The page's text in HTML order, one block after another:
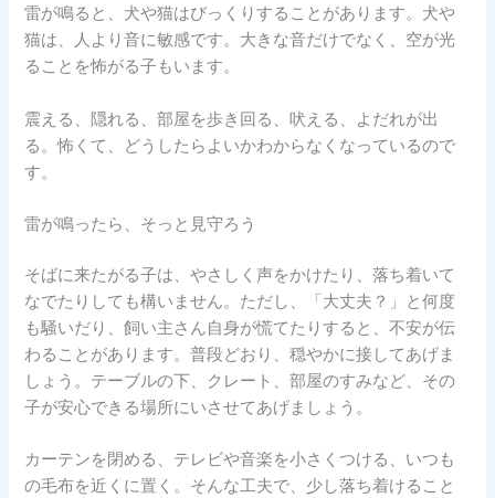
雷が鳴ると、犬や猫はびっくりすることがあります。犬や
猫は、人より音に敏感です。大きな音だけでなく、空が光
ることを怖がる子もいます。
震える、隠れる、部屋を歩き回る、吠える、よだれが出
る。怖くて、どうしたらよいかわからなくなっているので
す。
雷が鳴ったら、そっと見守ろう
そばに来たがる子は、やさしく声をかけたり、落ち着いて
なでたりしても構いません。ただし、「大丈夫？」と何度
も騒いだり、飼い主さん自身が慌てたりすると、不安が伝
わることがあります。普段どおり、穏やかに接してあげま
しょう。テーブルの下、クレート、部屋のすみなど、その
子が安心できる場所にいさせてあげましょう。
カーテンを閉める、テレビや音楽を小さくつける、いつも
の毛布を近くに置く。そんな工夫で、少し落ち着けること